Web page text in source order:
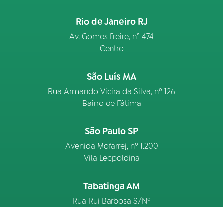
Rio de Janeiro RJ
Av. Gomes Freire, n° 474
Centro
São Luís MA
Rua Armando Vieira da Silva, nº 126
Bairro de Fátima
São Paulo SP
Avenida Mofarrej, nº 1.200
Vila Leopoldina
Tabatinga AM
Rua Rui Barbosa S/Nº